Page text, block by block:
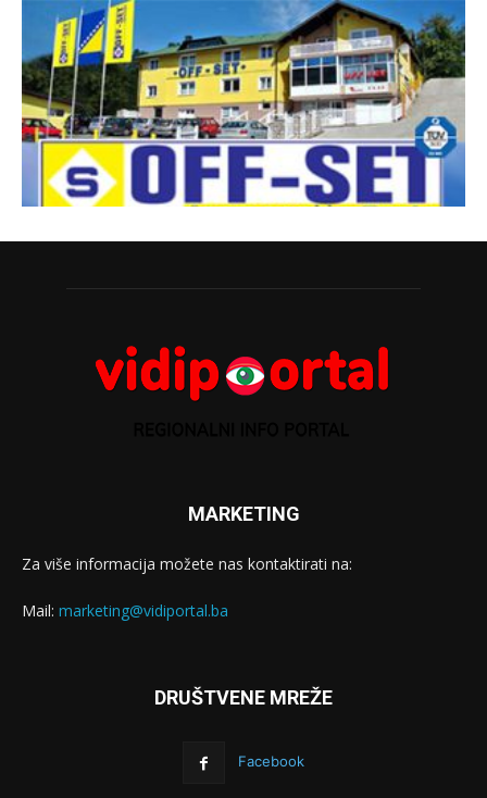
MARKETING
Za više informacija možete nas kontaktirati na:
Mail: marketing@vidiportal.ba
DRUŠTVENE MREŽE
Facebook